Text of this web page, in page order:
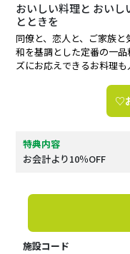
おいしい料理と おい
とときを
同僚と、恋人と、ご家族と
和を基調とした定番の一
ズにお応えできるお料理も
♡
特典内容
お会計より10％OFF
施設コード